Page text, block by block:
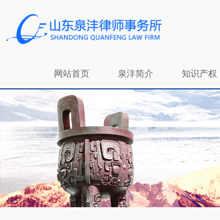
网站首页 泉沣简介 知识产权
招贤纳士